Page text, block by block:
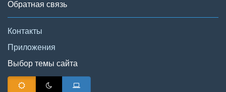
Обратная связь
Контакты
Приложения
Выбор темы сайта